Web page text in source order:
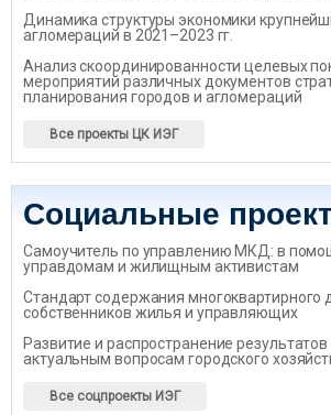
Динамика структуры экономики
агломераций в 2021–2023 гг.
Анализ скоординированности целевых
мероприятий различных документов
планирования городов и агломераций
Все проекты ЦК ИЭГ
Социальные
Самоучитель по управлению МКД: в
управдомам и жилищным активистам
Стандарт содержания многоквартирного
собственников жилья и управляющих
Развитие и распространение
актуальным вопросам городского
Все соцпроекты ИЭГ